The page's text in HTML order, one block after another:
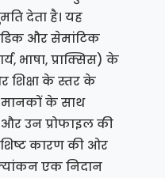
देता है। यह
और सेमांटिक
भाषा, प्राक्सिस) के
शिक्षा के स्तर के
के साथ
उन प्रोफाइल की
कारण की ओर
एक निदान